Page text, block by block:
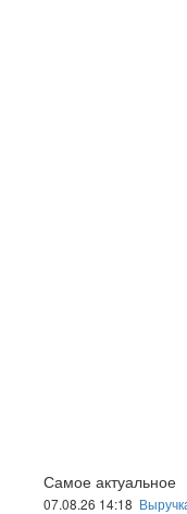
Самое актуальное
07.08.26 14:18